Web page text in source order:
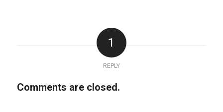
1
REPLY
Comments are closed.